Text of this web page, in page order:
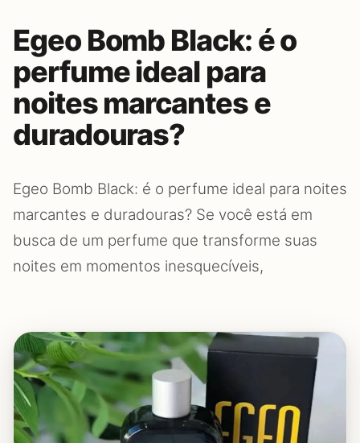
Egeo Bomb Black: é o
perfume ideal para
noites marcantes e
duradouras?
Egeo Bomb Black: é o perfume ideal para noites
marcantes e duradouras? Se você está em
busca de um perfume que transforme suas
noites em momentos inesquecíveis,